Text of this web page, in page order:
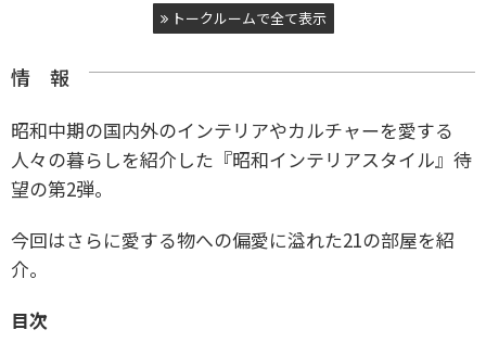
トークルームで全て表示
情 報
昭和中期の国内外のインテリアやカルチャーを愛する
人々の暮らしを紹介した『昭和インテリアスタイル』待
望の第2弾。
今回はさらに愛する物への偏愛に溢れた21の部屋を紹
介。
目次